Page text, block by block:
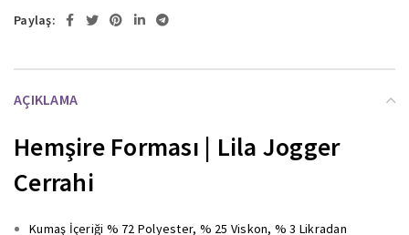
Paylaş:
AÇIKLAMA
Hemşire Forması | Lila Jogger
Cerrahi
Kumaş İçeriği % 72 Polyester, % 25 Viskon, % 3 Likradan